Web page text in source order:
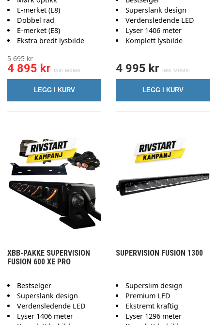
E-merket (E8)
Dobbel rad
E-merket (E8)
Ekstra bredt lysbilde
5 695 kr
4 895 kr
LEGG I KURV
Superslank design
Verdensledende LED
Lyser 1406 meter
Komplett lysbilde
4 995 kr
LEGG I KURV
XBB-PAKKE SUPERVISION
FUSION 600 XE PRO
Bestselger
Superslank design
Verdensledende LED
Lyser 1406 meter
SUPERVISION FUSION 1300
Superslim design
Premium LED
Ekstremt kraftig
Lyser 1296 meter